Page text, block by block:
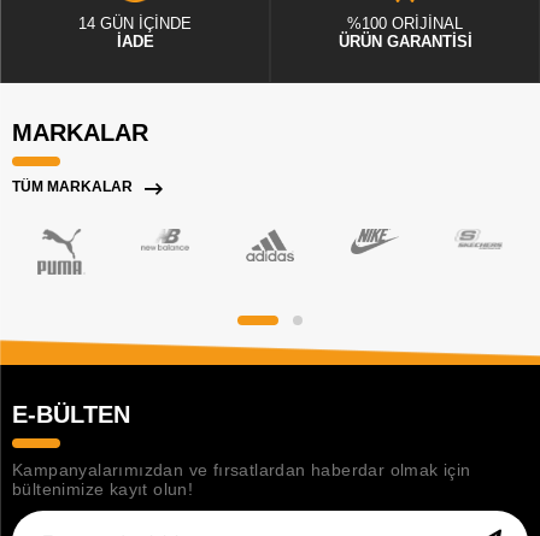
14 GÜN İÇİNDE
İADE
%100 ORİJİNAL
ÜRÜN GARANTİSİ
MARKALAR
TÜM MARKALAR
E-BÜLTEN
Kampanyalarımızdan ve fırsatlardan haberdar olmak için
bültenimize kayıt olun!